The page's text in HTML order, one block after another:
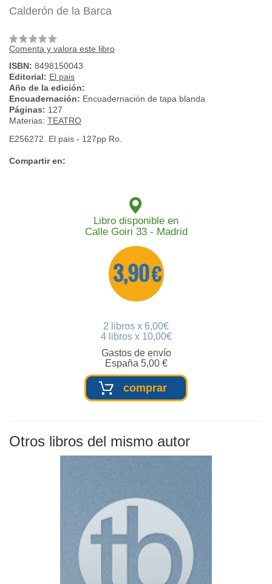
Calderón de la Barca
Comenta y valora este libro
ISBN: 8498150043
Editorial: El pais
Año de la edición:
Encuadernación: Encuadernación de tapa blanda
Páginas: 127
Materias: TEATRO
E256272. El pais - 127pp Ro.
Compartir en:
Libro disponible en
Calle Goiri 33 - Madrid
3,90 €
2 libros x 6,00€
4 libros x 10,00€
Gastos de envío
España 5,00 €
comprar
Otros libros del mismo autor